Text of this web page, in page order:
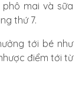
mai và sữa
thứ 7.
tới bé như
điểm tới từ